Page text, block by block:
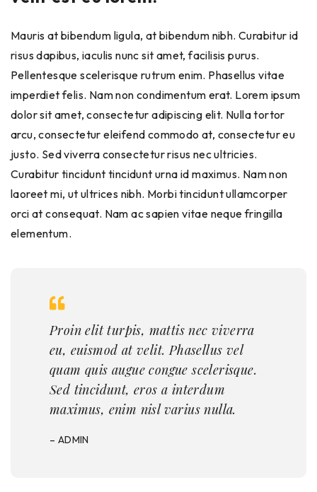
Mauris at bibendum ligula, at bibendum nibh. Curabitur id
risus dapibus, iaculis nunc sit amet, facilisis purus.
Pellentesque scelerisque rutrum enim. Phasellus vitae
imperdiet felis. Nam non condimentum erat. Lorem ipsum
dolor sit amet, consectetur adipiscing elit. Nulla tortor
arcu, consectetur eleifend commodo at, consectetur eu
justo. Sed viverra consectetur risus nec ultricies.
Curabitur tincidunt tincidunt urna id maximus. Nam non
laoreet mi, ut ultrices nibh. Morbi tincidunt ullamcorper
orci at consequat. Nam ac sapien vitae neque fringilla
elementum.
Proin elit turpis, mattis nec viverra
eu, euismod at velit. Phasellus vel
quam quis augue congue scelerisque.
Sed tincidunt, eros a interdum
maximus, enim nisl varius nulla.
– ADMIN